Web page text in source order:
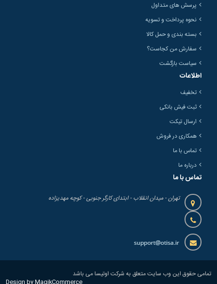
پرسش های متداول
نحوه پرداخت و تسویه
بسته بندی و حمل کالا
سفارش من کجاست؟
سیاست بازگشت
اطلاعات
تخفیف
ثبت فیش بانکی
ارسال تیکت
همکاری در فروش
تماس با ما
درباره ما
تماس با ما
تهران - میدان انقلاب - ابتدای کارگر جنوبی - کوچه مهدیزاده
تمامی حقوق این وب سایت متعلق به شرکت اوتیسا می باشد